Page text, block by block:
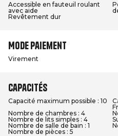
Accessible en fauteuil roulant
avec aide
Revêtement dur
Mode paiement
Virement
Capacités
Capacité maximum possible : 10
Nombre de chambres : 4
Nombre de lits simples : 4
Nombre de salle de bain : 1
Nombre de pièces : 5